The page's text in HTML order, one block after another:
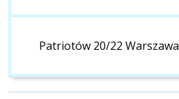
Patriotów 20/22 Warszawa